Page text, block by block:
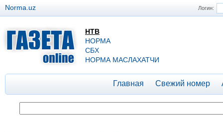
Логин:
Norma.uz
НТВ
НОРМА
СБХ
НОРМА МАСЛАХАТЧИ
Главная Свежий номер